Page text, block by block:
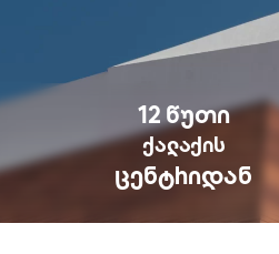
12 ᲬᲣᲗᲘ
ᲥᲐᲚᲐᲥᲘᲡ
ᲪᲔᲜᲢᲠᲘᲓᲐᲜ